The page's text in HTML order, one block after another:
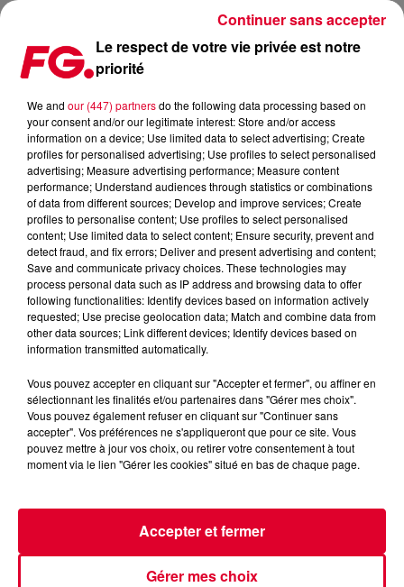
UNVRS, LE HÏ IBIZA ET USHUAÏA IBIZA, L'EMPIRE DES FRÈRES
Le respect de votre vie privée est notre
priorité
We and our (447) partnersdo the following data processing based on
your consent and/or our legitimate interest: Store and/or access
information on a device; Use limited data to select advertising; Create
profiles for personalised advertising; Use profiles to select personalised
advertising; Measure advertising performance; Measure content
performance; Understand audiences through statistics or combinations
of data from different sources; Develop and improve services; Create
profiles to personalise content; Use profiles to select personalised
content; Use limited data to select content; Ensure security, prevent and
detect fraud, and fix errors; Deliver and present advertising and content;
Save and communicate privacy choices. These technologies may
process personal data such as IP address and browsing data to offer
following functionalities: Identify devices based on information actively
requested; Use precise geolocation data; Match and combine data from
other data sources; Link different devices; Identify devices based on
information transmitted automatically.
Vous pouvez accepter en cliquant sur "Accepter et fermer", ou affiner en
sélectionnant les finalités et/ou partenaires dans "Gérer mes choix".
Vous pouvez également refuser en cliquant sur "Continuer sans
accepter". Vos préférences ne s'appliqueront que pour ce site. Vous
pouvez mettre à jour vos choix, ou retirer votre consentement à tout
moment via le lien "Gérer les cookies" situé en bas de chaque page.
Gérer mes choix
Accepter et fermer
Continuer sans accepter